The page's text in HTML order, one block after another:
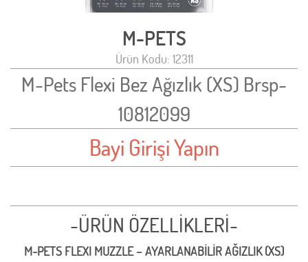
M-PETS
Ürün Kodu: 12311
M-Pets Flexi Bez Ağızlık (XS) Brsp-
10812099
Bayi Girişi Yapın
-ÜRÜN ÖZELLİKLERİ-
M-PETS FLEXI MUZZLE – AYARLANABİLİR AĞIZLIK (XS)